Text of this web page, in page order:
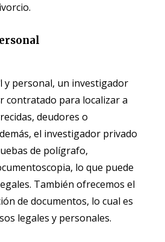
y personal, un investigador
contratado para localizar a
deudores o
el investigador privado
de polígrafo,
lo que puede
También ofrecemos el
de documentos, lo cual es
legales y personales.